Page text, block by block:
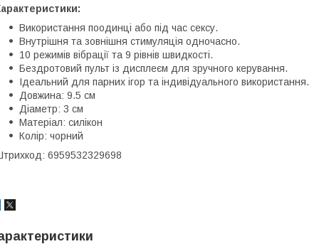
Використання поодинці або під час сексу.
Внутрішня та зовнішня стимуляція одночасно.
10 режимів вібрації та 9 рівнів швидкості.
Бездротовий пульт із дисплеєм для зручного керування.
Ідеальний для парних ігор та індивідуального використання.
Довжина: 9.5 см
Діаметр: 3 см
Матеріал: силікон
Колір: чорний
6959532329698